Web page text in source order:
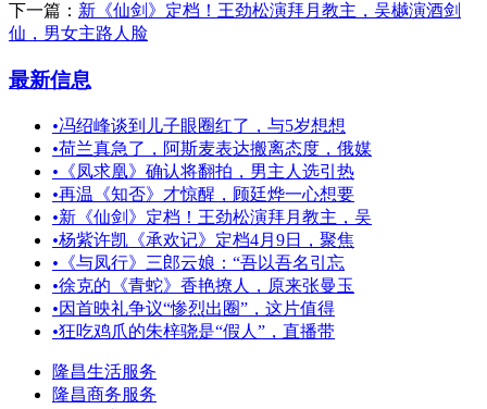
下一篇： 新《仙剑》定档！王劲松演拜月教主，吴樾演酒剑
仙，男女主路人脸
最新信息
•冯绍峰谈到儿子眼圈红了，与5岁想想
•荷兰真急了，阿斯麦表达搬离态度，俄媒
• 《凤求凰》确认将翻拍，男主人选引热
•再温《知否》才惊醒，顾廷烨一心想要
•新《仙剑》定档！王劲松演拜月教主，吴
•杨紫许凯《承欢记》定档4月9日，聚焦
• 《与凤行》三郎云娘：“吾以吾名引忘
•徐克的《青蛇》香艳撩人，原来张曼玉
•因首映礼争议“惨烈出圈”，这片值得
•狂吃鸡爪的朱梓骁是“假人”，直播带
隆昌生活服务
隆昌商务服务